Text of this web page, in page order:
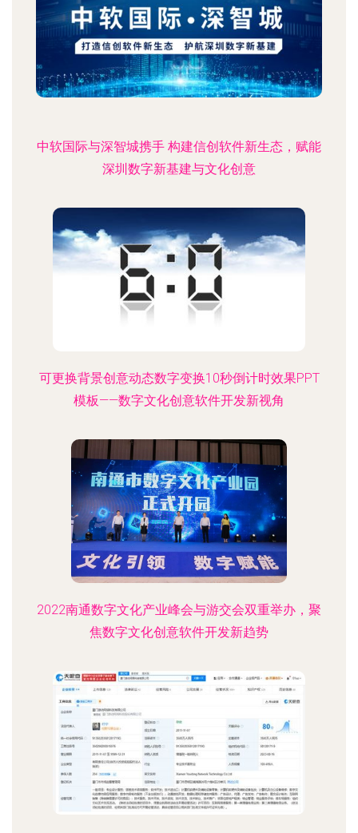
中软国际与深智城携手 构建信创软件新生态，赋能
深圳数字新基建与文化创意
可更换背景创意动态数字变换10秒倒计时效果PPT
模板——数字文化创意软件开发新视角
2022南通数字文化产业峰会与游交会双重举办，聚
焦数字文化创意软件开发新趋势